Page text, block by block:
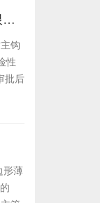
在起升主钩.下降副钩作业时，因主钩起升高度限位器的触头发生粘连，使限位器失效，导致主钩继续上升()。
钩
性
批后
形薄